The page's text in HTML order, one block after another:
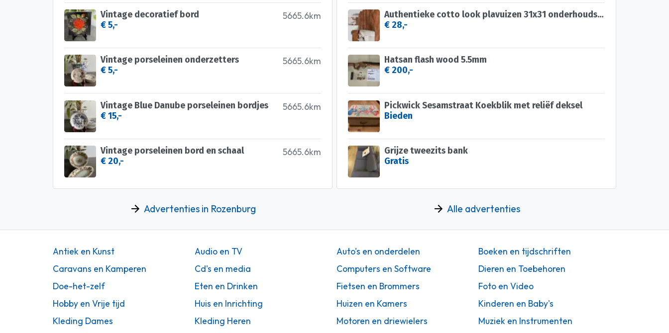
5665.6km
Vintage decoratief bord
€ 5,-
5665.6km
Vintage porseleinen onderzetters
€ 5,-
5665.6km
Vintage Blue Danube porseleinen bordjes
€ 15,-
5665.6km
Vintage porseleinen bord en schaal
€ 20,-
Advertenties in Rozenburg
Authentieke cotto look plavuizen 31x31 onderhoudsvriendelijk
€ 28,-
Hatsan flash wood 5.5mm
€ 200,-
Pickwick Sesamstraat Koekblik met reliëf deksel
Bieden
Grijze tweezits bank
Gratis
Alle advertenties
Antiek en Kunst Audio en TV Auto's en onderdelen
Boeken en tijdschriften
Caravans en Kamperen
Cd's en media Computers en Software
Dieren en Toebehoren
Doe-het-zelf
Eten en Drinken Fietsen en Brommers
Foto en Video
Hobby en Vrije tijd
Huis en Inrichting Huizen en Kamers
Kinderen en Baby's
Kleding Dames
Kleding Heren Motoren en driewielers
Muziek en Instrumenten